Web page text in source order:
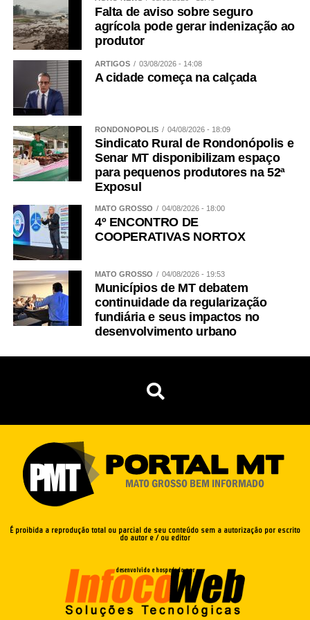
a palavra das mulheres. Todos os dias.
WhatsApp
Facebook
TwitterMessenger
Falta de aviso sobre seguro
agrícola pode gerar indenização ao
produtor
ARTIGOS 03/08/2026 - 14:08
A cidade começa na calçada
RONDONÓPOLIS 04/08/2026 - 18:09
Sindicato Rural de Rondonópolis e
Senar MT disponibilizam espaço
para pequenos produtores na 52ª
Exposul
MATO GROSSO 04/08/2026 - 18:00
4º ENCONTRO DE
COOPERATIVAS NORTOX
MATO GROSSO 04/08/2026 - 19:53
Municípios de MT debatem
continuidade da regularização
fundiária e seus impactos no
desenvolvimento urbano
É proibida a reprodução total ou parcial de seu conteúdo sem a autorização por escrito
do autor e / ou editor
desenvolvido e hospedado por